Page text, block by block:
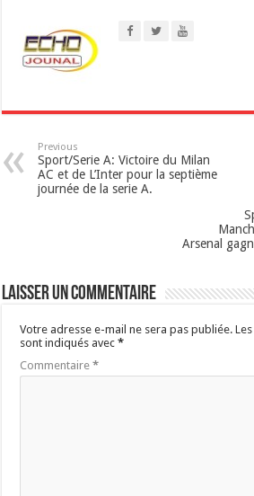
p
p
Previous
Sport/Serie A: Victoire du Milan
AC et de L’Inter pour la septième
journée de la serie A.
Arsenal
Laisser un commentaire
Votre adresse e-mail ne sera pas publiée.
sont indiqués avec*
Commentaire*